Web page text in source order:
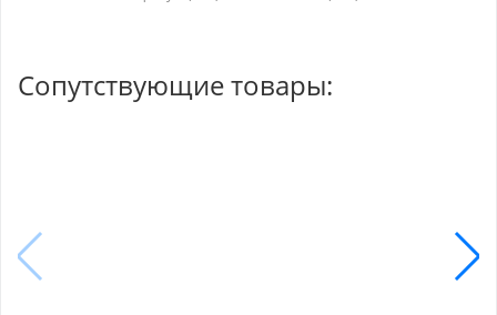
Сопутствующие товары: